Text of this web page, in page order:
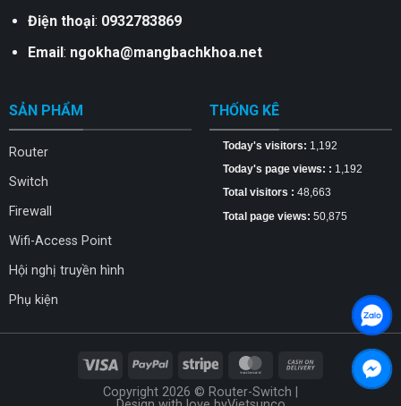
Điện thoại: 0932783869
Email: ngokha@mangbachkhoa.net
SẢN PHẨM
Router
Switch
Firewall
Wifi-Access Point
Hội nghị truyền hình
Phụ kiện
THỐNG KÊ
Today's visitors: 1,192
Today's page views: : 1,192
Total visitors :48,663
Total page views:50,875
Copyright 2026 © Router-Switch |